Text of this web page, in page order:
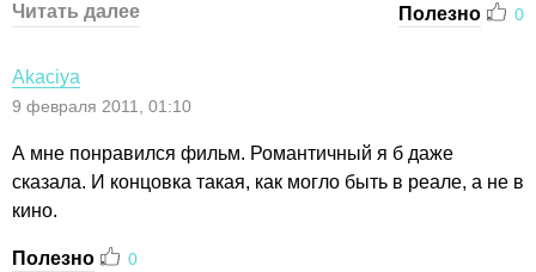
Читать далее Полезно 0
Akaciya
9 февраля 2011, 01:10
А мне понравился фильм. Романтичный я б даже
сказала. И концовка такая, как могло быть в реале, а не в
кино.
Полезно 0